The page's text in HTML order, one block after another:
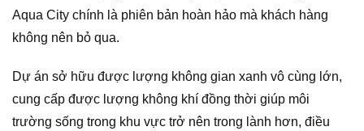
Aqua City chính là phiên bản hoàn hảo mà khách hàng
không nên bỏ qua.
Dự án sở hữu được lượng không gian xanh vô cùng lớn,
cung cấp được lượng không khí đồng thời giúp môi
trường sống trong khu vực trở nên trong lành hơn, điều